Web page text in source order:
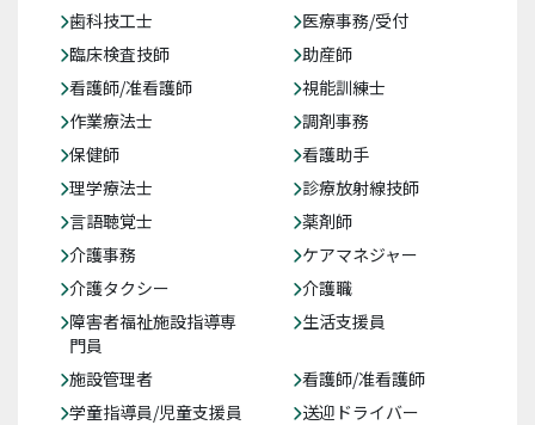
歯科技工士
医療事務/受付
臨床検査技師
助産師
看護師/准看護師
視能訓練士
作業療法士
調剤事務
保健師
看護助手
理学療法士
診療放射線技師
言語聴覚士
薬剤師
介護事務
ケアマネジャー
介護タクシー
介護職
障害者福祉施設指導専
門員
生活支援員
施設管理者
看護師/准看護師
学童指導員/児童支援員
送迎ドライバー